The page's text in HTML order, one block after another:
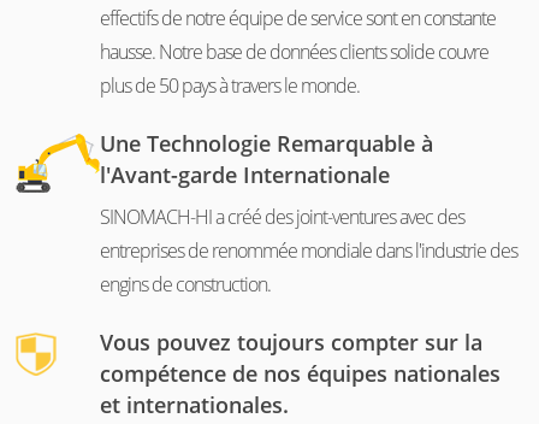
effectifs de notre équipe de service sont en constante
hausse. Notre base de données clients solide couvre
plus de 50 pays à travers le monde.
Une Technologie Remarquable à
l'Avant-garde Internationale
SINOMACH-HI a créé des joint-ventures avec des
entreprises de renommée mondiale dans l'industrie des
engins de construction.
Vous pouvez toujours compter sur la
compétence de nos équipes nationales
et internationales.